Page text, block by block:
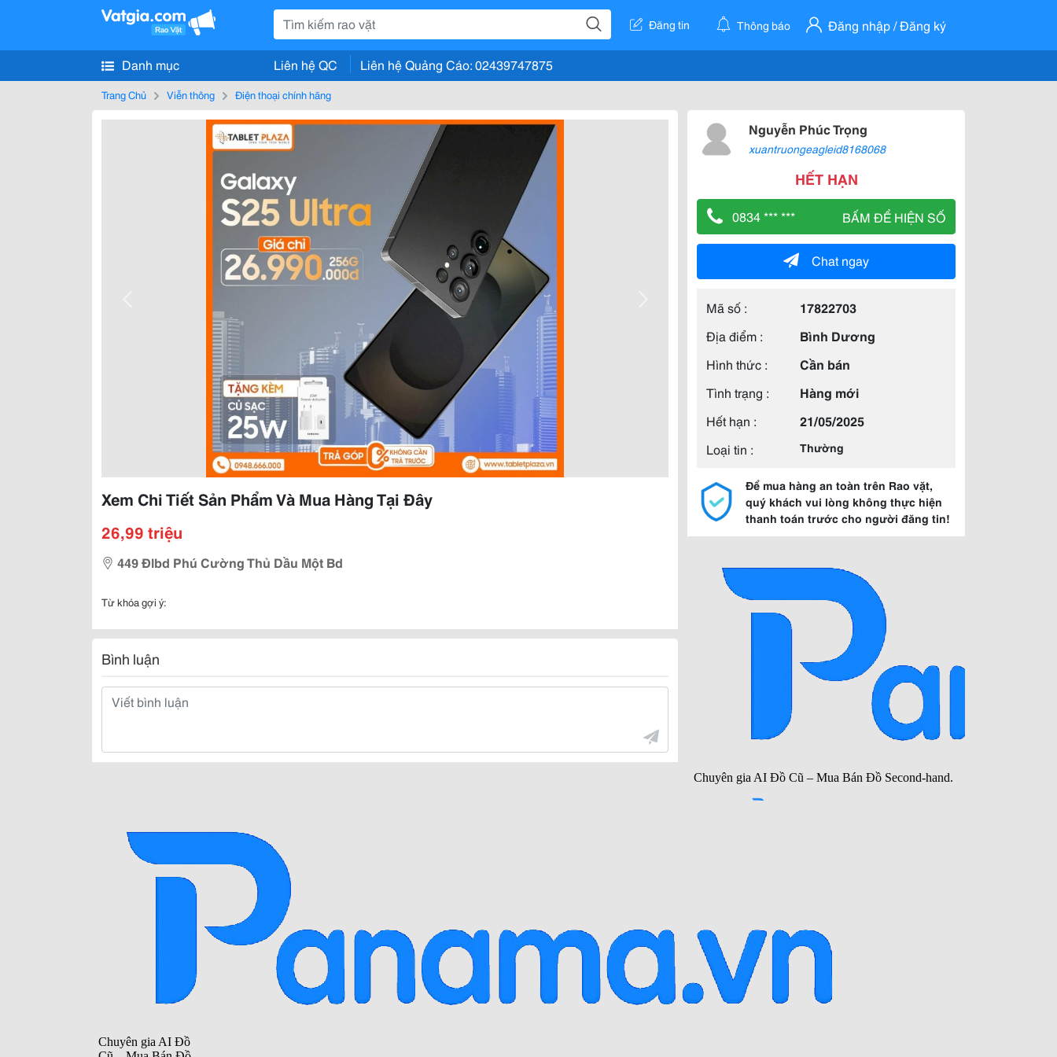
Đăng tin Thông báo Đăng nhập / Đăng ký
Danh mục Liên hệ QC Liên hệ Quảng Cáo: 02439747875
Trang Chủ Viễn thông Điện thoại chính hãng
Xem Chi Tiết Sản Phẩm Và Mua Hàng Tại Đây
26,99 triệu
449 Đlbd Phú Cường Thủ Dầu Một Bd
Từ khóa gợi ý:
Bình luận
Nguyễn Phúc Trọng
xuantruongeagleid8168068
HẾT HẠN
0834 *** *** BẤM ĐỂ HIỆN SỐ
Chat ngay
Mã số :
17822703
Địa điểm :
Bình Dương
Hình thức :
Cần bán
Tình trạng :
Hàng mới
Hết hạn :
21/05/2025
Loại tin :
Thường
Để mua hàng an toàn trên Rao vặt,
quý khách vui lòng không thực hiện
thanh toán trước cho người đăng tin!